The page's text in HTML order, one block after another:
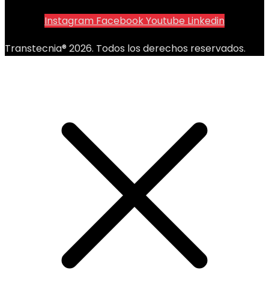
Instagram FacebookYoutube Linkedin
Transtecnia® 2026. Todos los derechos reservados.